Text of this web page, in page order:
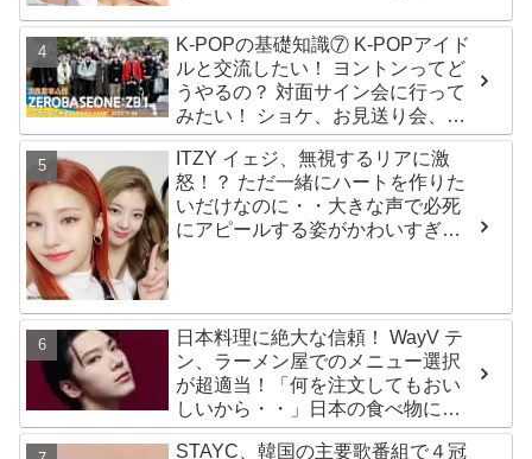
「成功したファン」だと話題沸騰
K-POPの基礎知識⑦ K-POPアイド
ルと交流したい！ ヨントンってど
うやるの？ 対面サイン会に行って
みたい！ ショケ、お見送り会、握
手会・・・リリースイベントあれ
これを紹介
ITZY イェジ、無視するリアに激
怒！？ ただ一緒にハートを作りた
いだけなのに・・大きな声で必死
にアピールする姿がかわいすぎる
日本料理に絶大な信頼！ WayV テ
ン、ラーメン屋でのメニュー選択
が超適当！「何を注文してもおい
しいから・・」日本の食べ物に関
する持論を明かす
STAYC、韓国の主要歌番組で４冠